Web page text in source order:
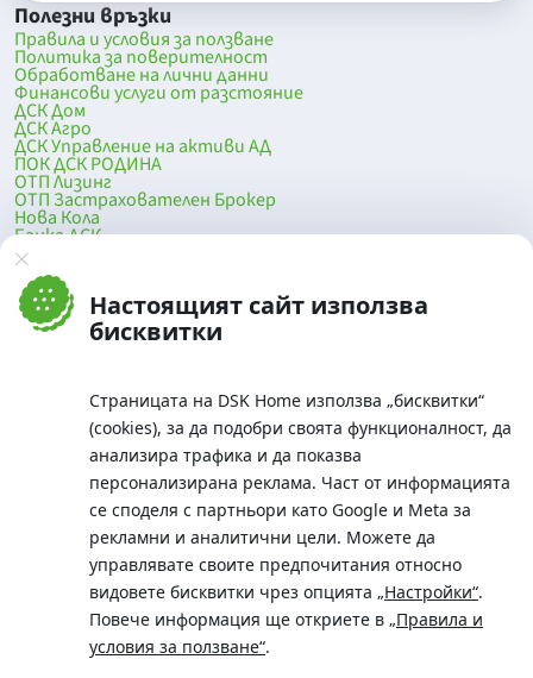
Настоящият сайт използва
бисквитки
Страницата на DSK Home използва „бисквитки“
(cookies), за да подобри своята функционалност, да
анализира трафика и да показва
персонализирана реклама. Част от информацията
се споделя с партньори като Google и Meta за
рекламни и аналитични цели. Можете да
управлявате своите предпочитания относно
видовете бисквитки чрез опцията „Настройки“.
Повече информация ще откриете в „Правила и
условия за ползване“.
Полезни връзки
Правила и условия за ползване
Политика за поверителност
Обработване на лични данни
Финансови услуги от разстояние
ДСК Дом
ДСК Агро
ДСК Управление на активи АД
ПОК ДСК РОДИНА
ОТП Лизинг
ОТП Застрахователен Брокер
Нова Кола
Банка ДСК
DSK Mobile
Оферти за продажба от Банка ДСК
Клонова мрежа и банкомати
До началото на страницата
Телефон:
0700 10 375 / *2375
Московска No.19 / ул. Г. Бенковски No. 5, София 1036
SWIFT/BIC: